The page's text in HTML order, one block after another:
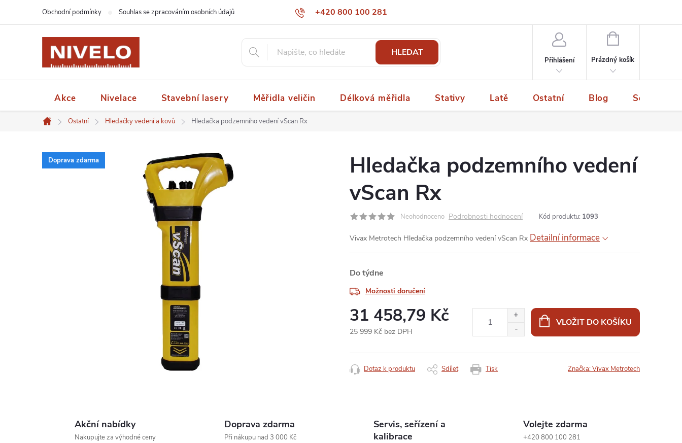
+420 800 100 281
papaspol@papaspol.cz
Obchodní podmínky Souhlas se zpracováním osobních údajů
HLEDAT
Přihlášení
NÁKUPNÍ
Prázdný košík
Akce Nivelace Stavební lasery Měřidla veličin Délková měřidla Stativy Latě Ostatní Blog Servis a
Domů
Ostatní Hledačky vedení a kovů Hledačka podzemního vedení vScan Rx
Doprava zdarma
Hledačka podzemního vedení
vScan Rx
Neohodnoceno Podrobnosti hodnocení Kód produktu: 1093
Vivax Metrotech Hledačka podzemního vedení vScan Rx Detailní informace
Do týdne
Možnosti doručení
31 458,79 Kč
25 999 Kč bez DPH
cena:
VLOŽIT DO KOŠÍKU
Tisk
Dotaz k produktu Sdílet Značka:Vivax Metrotech
Akční nabídky
Nakupujte za výhodné ceny
Doprava zdarma
Při nákupu nad 3 000 Kč
Servis, seřízení a
kalibrace
Volejte zdarma
+420 800 100 281